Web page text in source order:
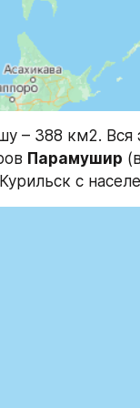
– 388 км2. Вся
Парамушир
с